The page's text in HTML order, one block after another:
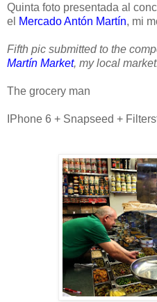
Quinta foto presentada al
el Mercado Antón Martín, mi
Fifth pic submitted to the
Martín Market, my local
The grocery man
IPhone 6 + Snapseed +